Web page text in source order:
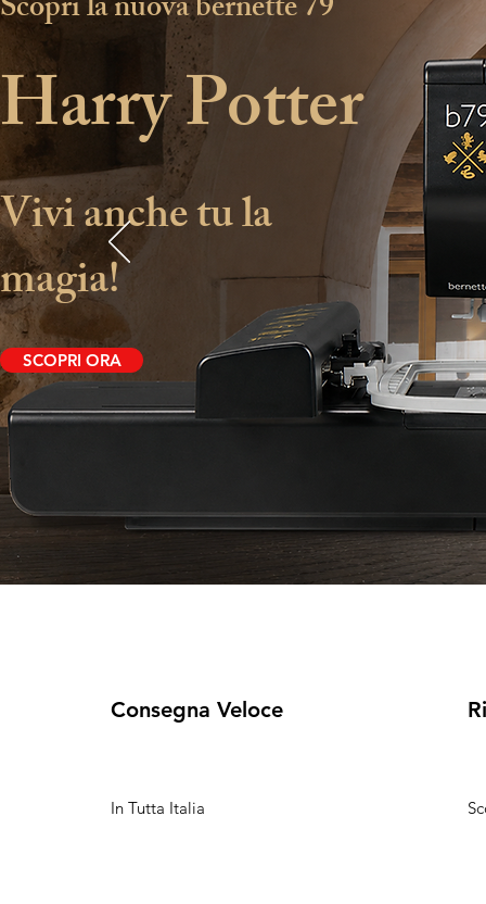
Harry Potter
Vivi anche tu la
magia!
SCOPRI ORA
Consegna Veloce
In Tutta Italia